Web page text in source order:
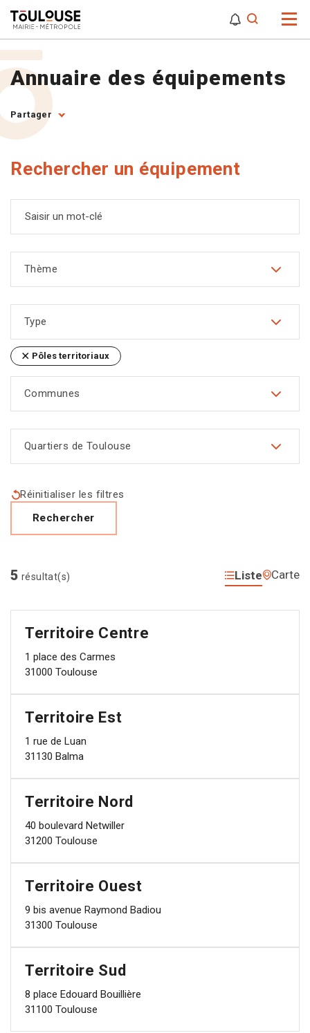
Annuaire des équipements
Partager
Rechercher un équipement
Thème
Type
Pôles territoriaux
Communes
Quartiers de Toulouse
Réinitialiser les filtres
Rechercher
5 résultat(s) Liste Carte
Territoire Centre
1 place des Carmes
31000 Toulouse
Territoire Est
1 rue de Luan
31130 Balma
Territoire Nord
40 boulevard Netwiller
31200 Toulouse
Territoire Ouest
9 bis avenue Raymond Badiou
31300 Toulouse
Territoire Sud
8 place Edouard Bouillière
31100 Toulouse